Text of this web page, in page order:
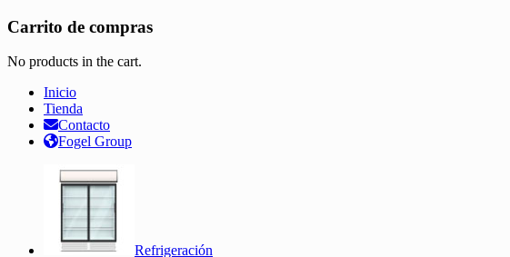
Carrito de compras
No products in the cart.
Inicio
Tienda
Contacto
Fogel Group
Refrigeración